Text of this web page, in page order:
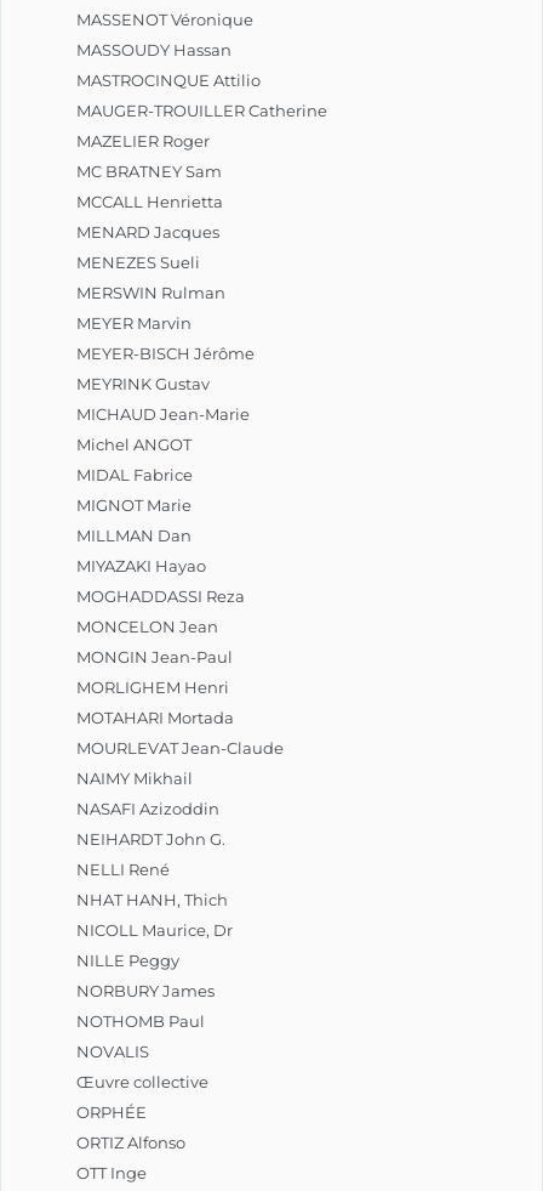
MASSENOT Véronique
MASSOUDY Hassan
MASTROCINQUE Attilio
MAUGER-TROUILLER Catherine
MAZELIER Roger
MC BRATNEY Sam
MCCALL Henrietta
MENARD Jacques
MENEZES Sueli
MERSWIN Rulman
MEYER Marvin
MEYER-BISCH Jérôme
MEYRINK Gustav
MICHAUD Jean-Marie
Michel ANGOT
MIDAL Fabrice
MIGNOT Marie
MILLMAN Dan
MIYAZAKI Hayao
MOGHADDASSI Reza
MONCELON Jean
MONGIN Jean-Paul
MORLIGHEM Henri
MOTAHARI Mortada
MOURLEVAT Jean-Claude
NAIMY Mikhail
NASAFI Azizoddin
NEIHARDT John G.
NELLI René
NHAT HANH, Thich
NICOLL Maurice, Dr
NILLE Peggy
NORBURY James
NOTHOMB Paul
NOVALIS
Œuvre collective
ORPHÉE
ORTIZ Alfonso
OTT Inge